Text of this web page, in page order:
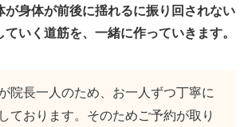
が身体が前後に揺れるに振り回されない
いく道筋を、一緒に作っていきます。
院長一人のため、お一人ずつ丁寧に
ております。そのためご予約が取り